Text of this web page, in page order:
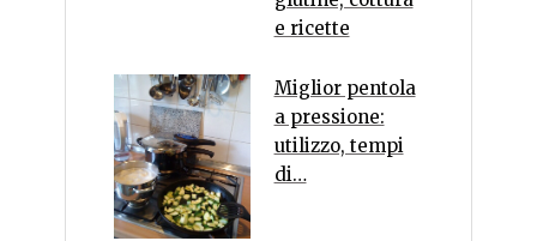
e ricette
Miglior pentola
a pressione:
utilizzo, tempi
di…